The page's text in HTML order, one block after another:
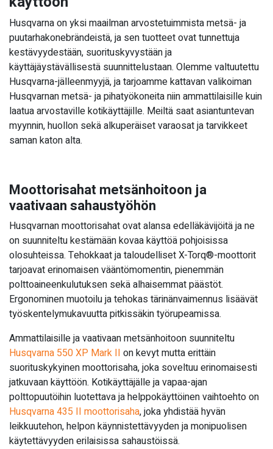
– Husqvarna Automower
410VE NERA
– Husqvarna Automower
430V NERA
– Husqvarna Automower
450V NERA
– Husqvarna Automower
430X NERA
– Husqvarna Automower
320 NERA
Husqvarna on yksi maailman arvostetuimmista metsä- ja
puutarhakonebrändeistä, ja sen tuotteet ovat tunnettuja
kestävyydestään, suorituskyvystään ja
käyttäjäystävällisestä suunnittelustaan. Olemme valtuutettu
Husqvarna-jälleenmyyjä, ja tarjoamme kattavan valikoiman
Husqvarnan metsä- ja pihatyökoneita niin ammattilaisille kuin
laatua arvostaville kotikäyttäjille. Meiltä saat asiantuntevan
myynnin, huollon sekä alkuperäiset varaosat ja tarvikkeet
saman katon alta.
Moottorisahat metsänhoitoon ja
vaativaan sahaustyöhön
Husqvarnan moottorisahat ovat alansa edelläkävijöitä ja ne
on suunniteltu kestämään kovaa käyttöä pohjoisissa
olosuhteissa. Tehokkaat ja taloudelliset X-Torq®-moottorit
tarjoavat erinomaisen vääntömomentin, pienemmän
polttoaineenkulutuksen sekä alhaisemmat päästöt.
Ergonominen muotoilu ja tehokas tärinänvaimennus lisäävät
työskentelymukavuutta pitkissäkin työrupeamissa.
Ammattilaisille ja vaativaan metsänhoitoon suunniteltu
Husqvarna 550 XP Mark II on kevyt mutta erittäin
suorituskykyinen moottorisaha, joka soveltuu erinomaisesti
jatkuvaan käyttöön. Kotikäyttäjälle ja vapaa-ajan
polttopuutöihin luotettava ja helppokäyttöinen vaihtoehto on
Husqvarna 435 II moottorisaha, joka yhdistää hyvän
leikkuutehon, helpon käynnistettävyyden ja monipuolisen
käytettävyyden erilaisissa sahaustöissä.